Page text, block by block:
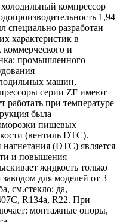
компрессор
1,94
специально разработан
характеристик в
и
промышленного
машин,
серии ZF имеют
при температуре
была
пищевых
(вентиль DTC).
(DTC) является
и повышения
жидкость только
для моделей от 3
см.стекло: да,
R134a, R22. При
монтажные опоры,